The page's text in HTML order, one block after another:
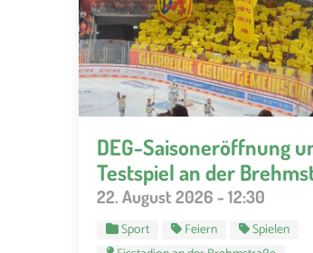
DEG-Saisoneröffnung
Testspiel an der
22. August 2026 - 12:30
Sport Feiern
Spielen